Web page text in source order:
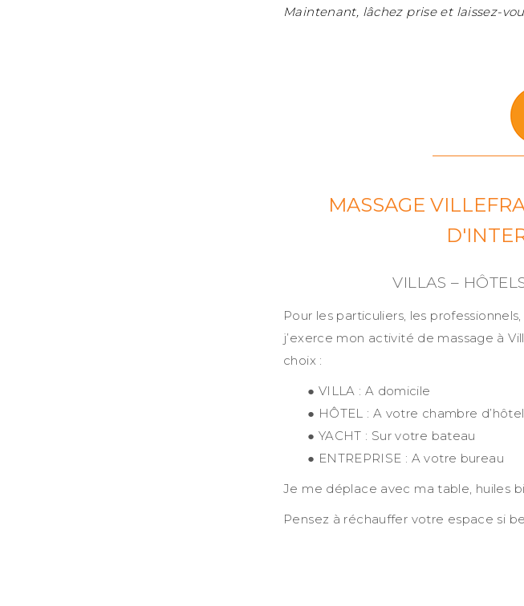
Maintenant, lâchez prise et laissez-
MASSAGE
VILLAS –
Pour les particuliers, les
j’exerce mon activité de massage à
choix :
● VILLA : A domicile
● HÔTEL : A votre chambre d’hôtel
● YACHT : Sur votre bateau
● ENTREPRISE : A votre bureau
Je me déplace avec ma table, huiles
Pensez à réchauffer votre espace si